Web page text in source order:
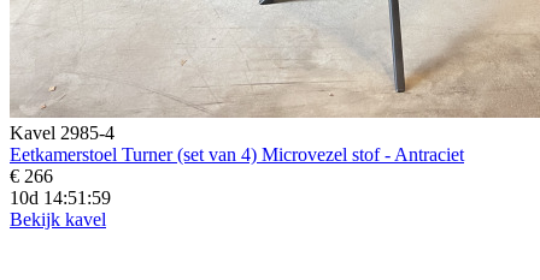
Kavel 2985-4
Eetkamerstoel Turner (set van 4) Microvezel stof - Antraciet
€ 266
10d 14:51:57
Bekijk kavel